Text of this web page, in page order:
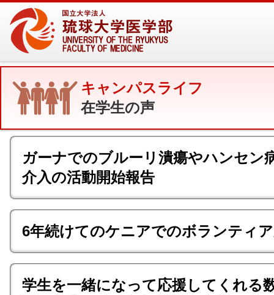
キャンパスライフ
在学生の声
ガーナでのブルーリ潰瘍やハンセン
介入の活動開始報告
6年続けてのケニアでのボランティ
学生を一緒になって応援してくれる